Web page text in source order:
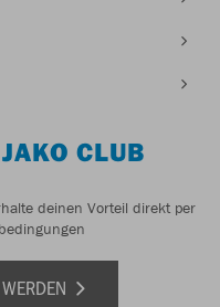
CLUB
deinen Vorteil direkt per